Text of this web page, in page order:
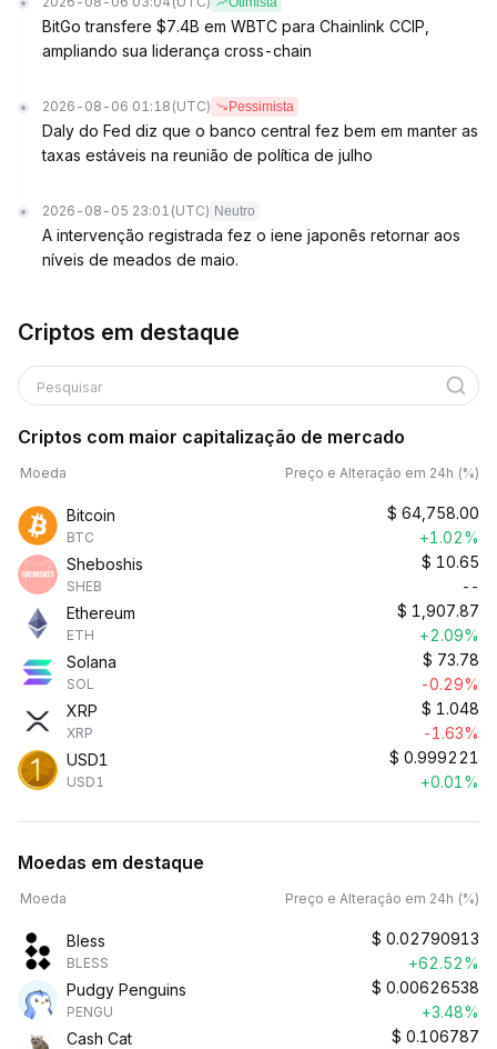
BitGo transfere $7.4B em WBTC para Chainlink CCIP,
ampliando sua liderança cross-chain
2026-08-06 01:18 (UTC) Pessimista
Daly do Fed diz que o banco central fez bem em manter as
taxas estáveis na reunião de política de julho
2026-08-05 23:01 (UTC) Neutro
A intervenção registrada fez o iene japonês retornar aos
níveis de meados de maio.
Criptos em destaque
Pesquisar
Criptos com maior capitalização de mercado
Moeda Preço e Alteração em 24h (%)
Bitcoin
BTC
$ 64,758.00
+1.02%
Sheboshis
SHEB
$ 10.65
--
Ethereum
ETH
$ 1,907.87
+2.09%
Solana
SOL
$ 73.78
-0.29%
XRP
XRP
$ 1.048
-1.63%
USD1
USD1
$ 0.999221
+0.01%
Moedas em destaque
Moeda Preço e Alteração em 24h (%)
Bless
BLESS
$ 0.02790913
+62.52%
Pudgy Penguins
PENGU
$ 0.00626538
+3.48%
Cash Cat
$ 0.106787